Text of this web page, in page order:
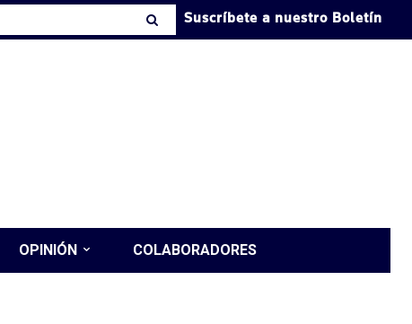
Suscríbete a nuestro Boletín
OPINIÓN COLABORADORES